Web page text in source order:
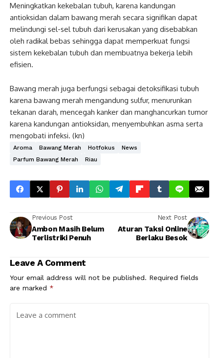
Meningkatkan kekebalan tubuh, karena kandungan
antioksidan dalam bawang merah secara signifikan dapat
melindungi sel-sel tubuh dari kerusakan yang disebabkan
oleh radikal bebas sehingga dapat memperkuat fungsi
sistem kekebalan tubuh dan membuatnya bekerja lebih
efisien.
Bawang merah juga berfungsi sebagai detoksifikasi tubuh
karena bawang merah mengandung sulfur, menurunkan
tekanan darah, mencegah kanker dan manghancurkan tumor
karena kandungan antioksidan, menyembuhkan asma serta
mengobati infeksi. (kn)
Aroma Bawang Merah Hotfokus
News
Parfum Bawang Merah
Riau
Previous Post
Ambon Masih Belum
Terlistriki Penuh
Next Post
Aturan Taksi Online
Berlaku Besok
Leave A Comment
Your email address will not be published. Required fields
are marked *